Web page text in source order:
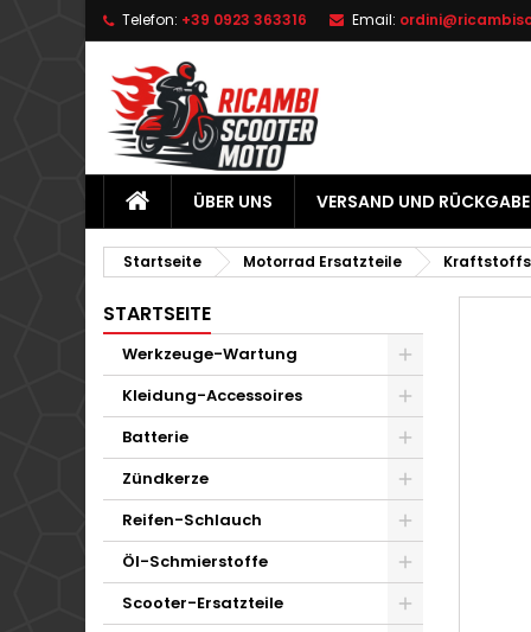
Telefon: +39 0923 363316 Email:
ÜBER UNS VERSAND UND RÜCKGABE
Startseite Motorrad Ersatzteile
STARTSEITE
Werkzeuge-Wartung
Kleidung-Accessoires
Batterie
Zündkerze
Reifen-Schlauch
Öl-Schmierstoffe
Scooter-Ersatzteile